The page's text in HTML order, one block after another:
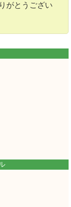
がとうござい